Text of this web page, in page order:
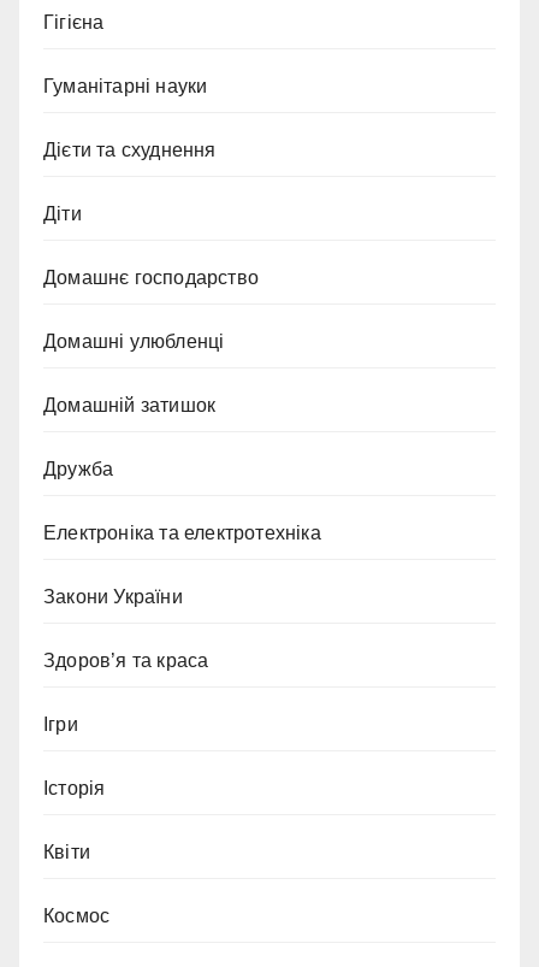
Гігієна
Гуманітарні науки
Дієти та схуднення
Діти
Домашнє господарство
Домашні улюбленці
Домашній затишок
Дружба
Електроніка та електротехніка
Закони України
Здоров’я та краса
Ігри
Історія
Квіти
Космос